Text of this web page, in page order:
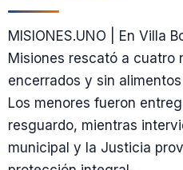
MISIONES.UNO | En Villa
Misiones rescató a cuatro
encerrados y sin
Los menores fueron
resguardo, mientras
municipal y la Justicia